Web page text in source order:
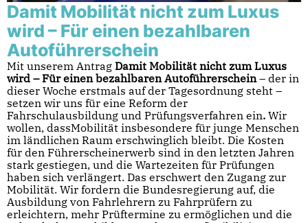
Damit Mobilität nicht zum Luxus
wird – Für einen bezahlbaren
Autoführerschein
Mit unserem Antrag Damit Mobilität nicht zum Luxus
wird – Für einen bezahlbaren Autoführerschein– der in
dieser Woche erstmals auf der Tagesordnung steht –
setzen wir uns für eine Reform der
Fahrschulausbildung und Prüfungsverfahren ein. Wir
wollen, dassMobilität insbesondere für junge Menschen
im ländlichen Raum erschwinglich bleibt. Die Kosten
für den Führerscheinerwerb sind in den letzten Jahren
stark gestiegen, und die Wartezeiten für Prüfungen
haben sich verlängert. Das erschwert den Zugang zur
Mobilität. Wir fordern die Bundesregierung auf, die
Ausbildung von Fahrlehrern zu Fahrprüfern zu
erleichtern, mehr Prüftermine zu ermöglichen und die